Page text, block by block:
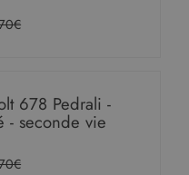
678 Pedrali -
- seconde vie